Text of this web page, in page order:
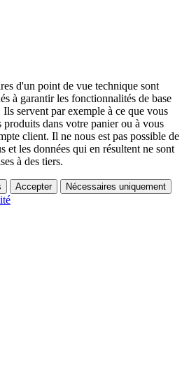
d'un point de vue technique sont
à garantir les fonctionnalités de base
servent par exemple à ce que vous
produits dans votre panier ou à vous
client. Il ne nous est pas possible de
et les données qui en résultent ne sont
à des tiers.
Accepter Nécessaires uniquement